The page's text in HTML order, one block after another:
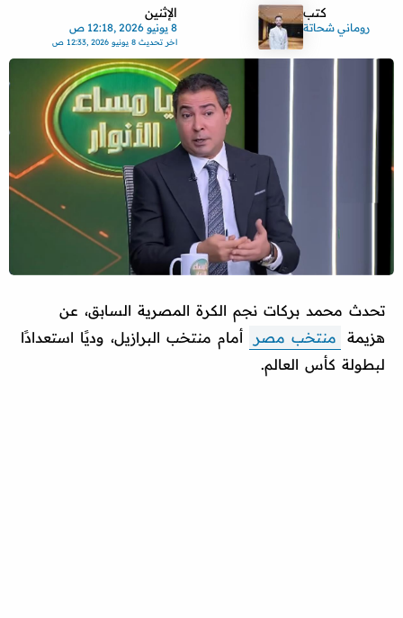
كتب
روماني شحاتة
الإثنين
8 يونيو 2026 ,12:18 ص
اخر تحديث8 يونيو 2026 ,12:33 ص
تحدث محمد بركات نجم الكرة المصرية السابق، عن
هزيمة
منتخب مصر
أمام منتخب البرازيل، وديًا استعدادًا
لبطولة كأس العالم.